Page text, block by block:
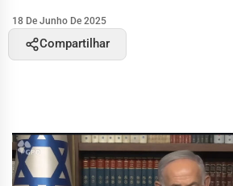
18 De Junho De 2025
Compartilhar